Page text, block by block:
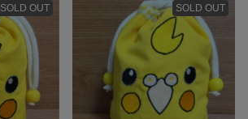
SOLD OUT SOLD OUT